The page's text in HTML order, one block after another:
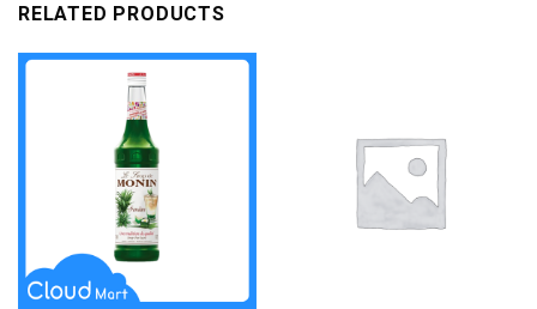
RELATED PRODUCTS